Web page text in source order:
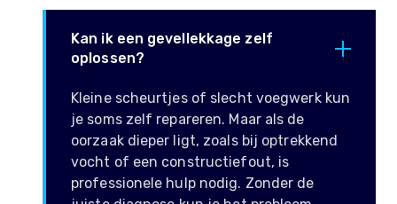
Kan ik een gevellekkage zelf
oplossen?
Kleine scheurtjes of slecht voegwerk kun
je soms zelf repareren. Maar als de
oorzaak dieper ligt, zoals bij optrekkend
vocht of een constructiefout, is
professionele hulp nodig. Zonder de